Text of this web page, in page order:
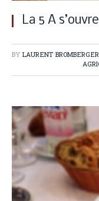
La 5 A
BY LAURENT BROMBERGER